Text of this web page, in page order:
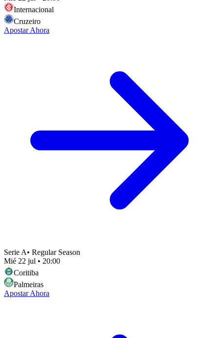
Internacional
Cruzeiro
Apostar Ahora
Serie A• Regular Season
Mié 22 jul • 20:00
Coritiba
Palmeiras
Apostar Ahora